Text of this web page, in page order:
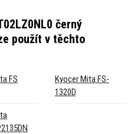
černý
použít v těchto
FS
Kyocer Mita FS-
1320D